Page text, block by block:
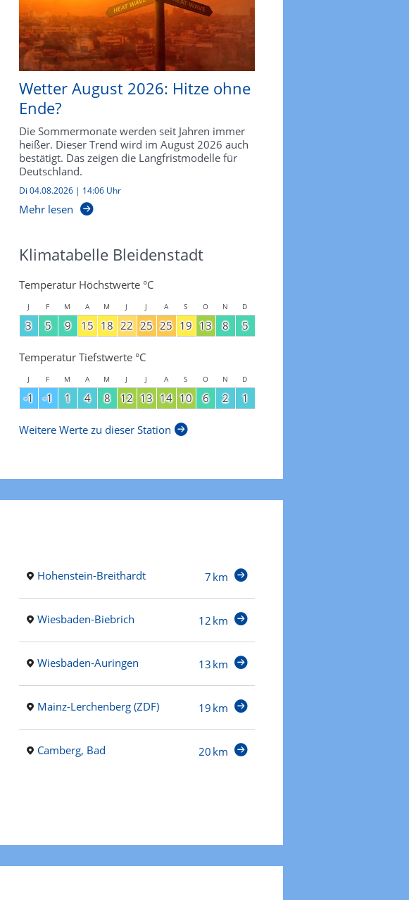
Wetter August 2026: Hitze ohne
Ende?
Die Sommermonate werden seit Jahren immer
heißer. Dieser Trend wird im August 2026 auch
bestätigt. Das zeigen die Langfristmodelle für
Deutschland.
Di 04.08.2026 | 14:06 Uhr
Mehr lesen
Klimatabelle Bleidenstadt
Temperatur Höchstwerte °C
J F M A M J J A S O N D
3 5 9 15 18 22 25 25 19 13 8 5
Temperatur Tiefstwerte °C
J F M A M J J A S O N D
-1 -1 1 4 8 12 13 14 10 6 2 1
Weitere Werte zu dieser Station
Hohenstein-Breithardt 7 km
Wiesbaden-Biebrich 12 km
Wiesbaden-Auringen 13 km
Mainz-Lerchenberg (ZDF) 19 km
Camberg, Bad 20 km